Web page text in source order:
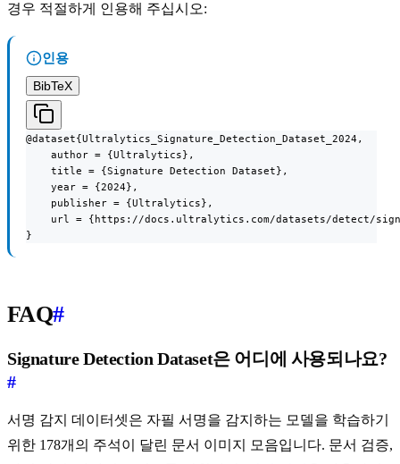
경우 적절하게 인용해 주십시오:
인용
BibTeX
@dataset{Ultralytics_Signature_Detection_Dataset_2024,
    author = {Ultralytics},
    title = {Signature Detection Dataset},
    year = {2024},
    publisher = {Ultralytics},
url = {https://docs.ultralytics.com/datasets/detect/
}
FAQ#
Signature Detection Dataset은 어디에 사용되나요?
#
서명 감지 데이터셋은 자필 서명을 감지하는 모델을 학습하기
위한 178개의 주석이 달린 문서 이미지 모음입니다. 문서 검증,